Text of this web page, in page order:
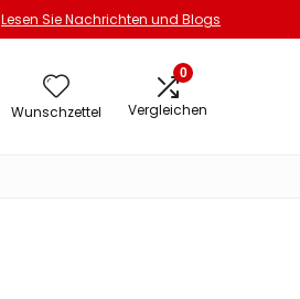
Lesen Sie Nachrichten und Blogs
Wunschzettel
0
Vergleichen